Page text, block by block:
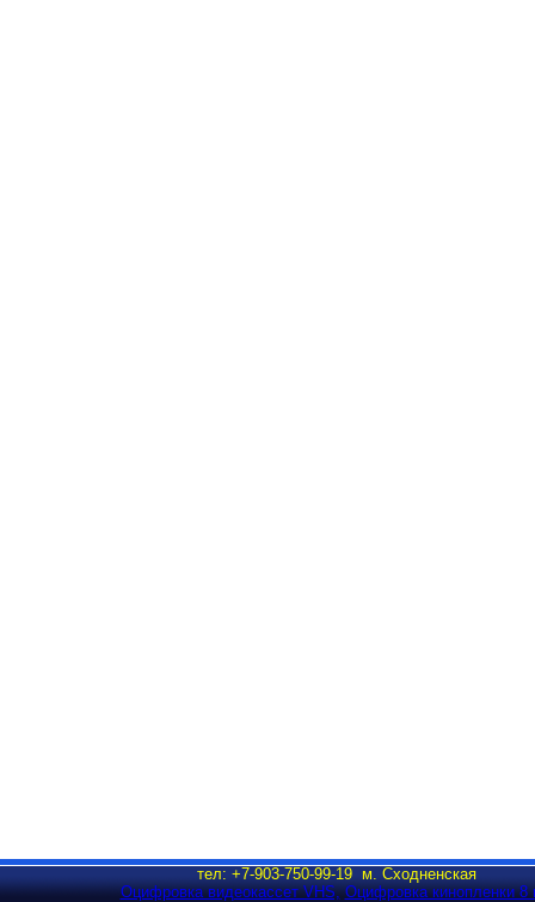
тел: +7-903-750-99-19 м. Сходненская
Оцифровка видеокассет VHS, Оцифровка кинопленки 8